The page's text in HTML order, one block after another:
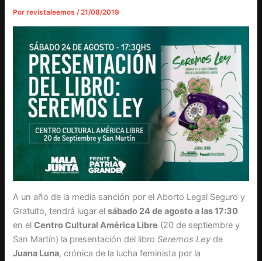
Porrevistaleemos/21/08/2019
A un año de la media sanción por el Aborto Legal Seguro y
Gratuito, tendrá lugar elsábado 24 de agosto a las 17:30
en elCentro Cultural América Libre (20 de septiembre y
San Martín) la presentación del libroSeremos Leyde
Juana Luna, crónica de la lucha feminista por la